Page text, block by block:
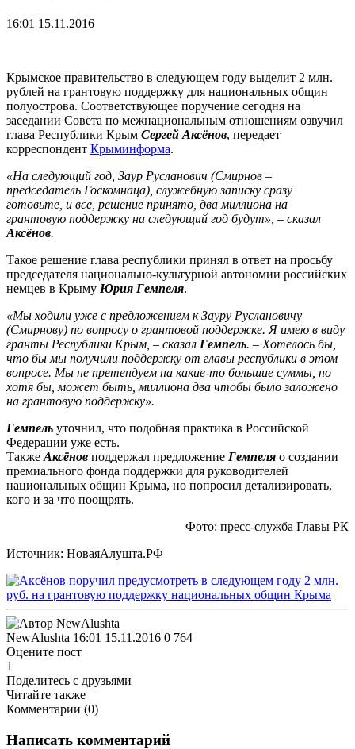
16:01 15.11.2016
Крымское правительство в следующем году выделит 2 млн.
рублей на грантовую поддержку для национальных общин
полуострова. Соответствующее поручение сегодня на
заседании Совета по межнациональным отношениям озвучил
глава Республики Крым Сергей Аксёнов, передает
корреспондент Крыминформа.
«На следующий год, Заур Русланович (Смирнов –
председатель Госкомнаца), служебную записку сразу
готовьте, и все, решение принято, два миллиона на
грантовую поддержку на следующий год будут», – сказал
Аксёнов.
Такое решение глава республики принял в ответ на просьбу
председателя национально-культурной автономии российских
немцев в Крыму Юрия Гемпеля.
«Мы ходили уже с предложением к Зауру Руслановичу
(Смирнову) по вопросу о грантовой поддержке. Я имею в виду
гранты Республики Крым, – сказал Гемпель. – Хотелось бы,
что бы мы получили поддержку от главы республики в этом
вопросе. Мы не претендуем на какие-то большие суммы, но
хотя бы, может быть, миллиона два чтобы было заложено
на грантовую поддержку».
Гемпель уточнил, что подобная практика в Российской
Федерации уже есть.
Также Аксёнов поддержал предложение Гемпеля о создании
премиального фонда поддержки для руководителей
национальных общин Крыма, но попросил детализировать,
кого и за что поощрять.
Фото: пресс-служба Главы РК
Источник: НоваяАлушта.РФ
NewAlushta 16:01 15.11.2016 0 764
Оцените пост
1
Поделитесь с друзьями
Читайте также
Комментарии (0)
Написать комментарий